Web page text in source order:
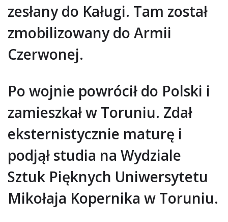
zesłany do Kaługi. Tam został
zmobilizowany do Armii
Czerwonej.
Po wojnie powrócił do Polski i
zamieszkał w Toruniu. Zdał
eksternistycznie maturę i
podjął studia na Wydziale
Sztuk Pięknych Uniwersytetu
Mikołaja Kopernika w Toruniu.